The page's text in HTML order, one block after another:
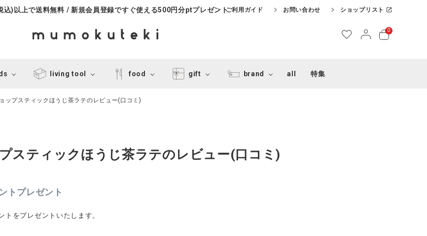
込)以上で送料無料 / 新規会員登録ですぐ使える500円分ptプレゼントご利用ガイド お問い合わせ ショップリスト
0
living tool food gift brand all 特集
ップスティックほうじ茶ラテのレビュー(口コミ)
スティックほうじ茶ラテのレビュー(口コミ)
トプレゼント
をプレゼントいたします。